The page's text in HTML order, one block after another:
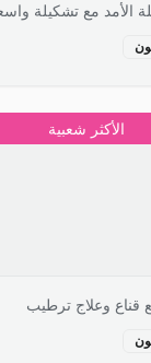
الأمد مع تشكيلة
الأكثر شعبية
قناع وعلاج ترطيب